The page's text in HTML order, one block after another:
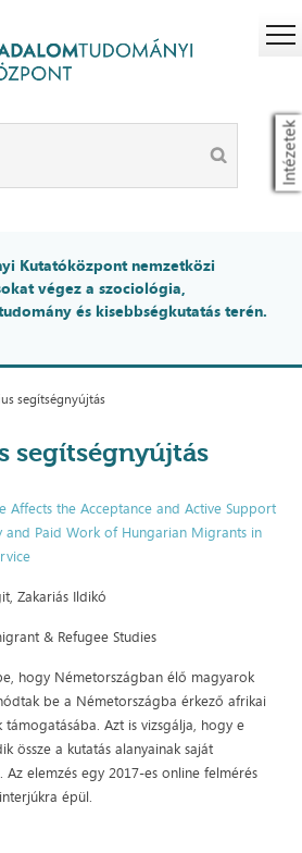
Intézetek
Kutatóközpont nemzetközi
végez a szociológia,
és kisebbségkutatás terén.
segítségnyújtás
segítségnyújtás
Affects the Acceptance and Active Support
and Paid Work of Hungarian Migrants in
Zakariás Ildikó
& Refugee Studies
hogy Németországban élő magyarok
be a Németországba érkező afrikai
támogatásába. Azt is vizsgálja, hogy e
össze a kutatás alanyainak saját
Az elemzés egy 2017-es online felmérés
épül.